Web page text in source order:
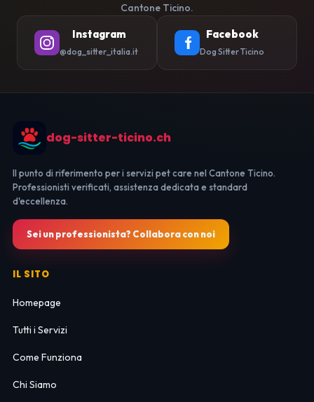
Cantone Ticino.
Instagram
@dog_sitter_italia.it
Facebook
Dog Sitter Ticino
dog-sitter-ticino.ch
Il punto di riferimento per i servizi pet care nel Cantone Ticino.
Professionisti verificati, assistenza dedicata e standard
d'eccellenza.
Sei un professionista? Collabora con noi
IL SITO
Homepage
Tutti i Servizi
Come Funziona
Chi Siamo